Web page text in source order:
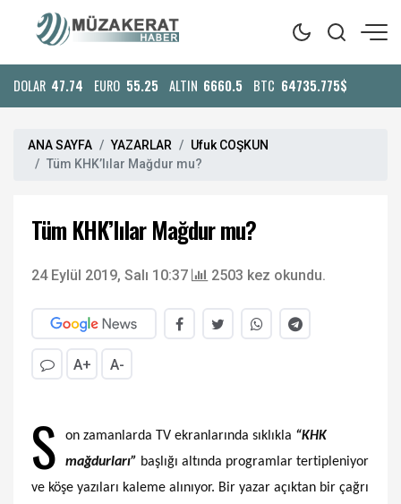
DOLAR 47.74 EURO 55.25 ALTIN 6660.5 BTC 64735.775$
ANA SAYFA YAZARLAR
Ufuk COŞKUN
Tüm KHK’lılar Mağdur mu?
Tüm KHK’lılar Mağdur mu?
24 Eylül 2019, Salı 10:37 2503 kez okundu.
A+ A-
S on zamanlarda TV ekranlarında sıklıkla “KHK
mağdurları” başlığı altında programlar tertipleniyor
ve köşe yazıları kaleme alınıyor. Bir yazar açıktan bir çağrı